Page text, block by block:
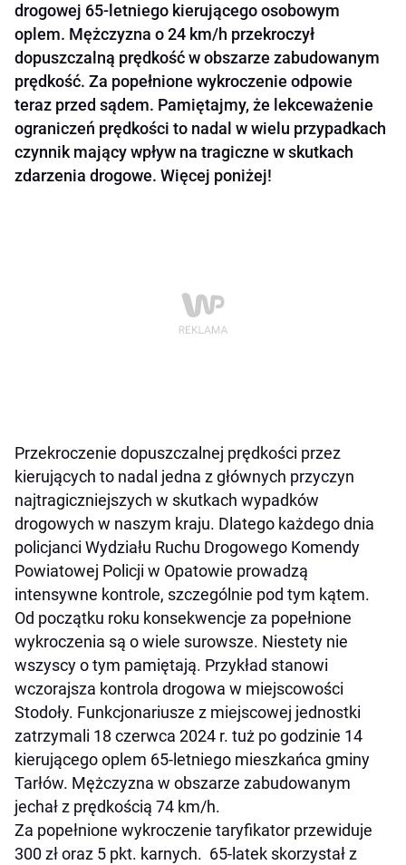
drogowej 65-letniego kierującego osobowym
oplem. Mężczyzna o 24 km/h przekroczył
dopuszczalną prędkość w obszarze zabudowanym
prędkość. Za popełnione wykroczenie odpowie
teraz przed sądem. Pamiętajmy, że lekceważenie
ograniczeń prędkości to nadal w wielu przypadkach
czynnik mający wpływ na tragiczne w skutkach
zdarzenia drogowe. Więcej poniżej!
Przekroczenie dopuszczalnej prędkości przez
kierujących to nadal jedna z głównych przyczyn
najtragiczniejszych w skutkach wypadków
drogowych w naszym kraju. Dlatego każdego dnia
policjanci Wydziału Ruchu Drogowego Komendy
Powiatowej Policji w Opatowie prowadzą
intensywne kontrole, szczególnie pod tym kątem.
Od początku roku konsekwencje za popełnione
wykroczenia są o wiele surowsze. Niestety nie
wszyscy o tym pamiętają. Przykład stanowi
wczorajsza kontrola drogowa w miejscowości
Stodoły. Funkcjonariusze z miejscowej jednostki
zatrzymali 18 czerwca 2024 r. tuż po godzinie 14
kierującego oplem 65-letniego mieszkańca gminy
Tarłów. Mężczyzna w obszarze zabudowanym
jechał z prędkością 74 km/h.
Za popełnione wykroczenie taryfikator przewiduje
300 zł oraz 5 pkt. karnych. 65-latek skorzystał z